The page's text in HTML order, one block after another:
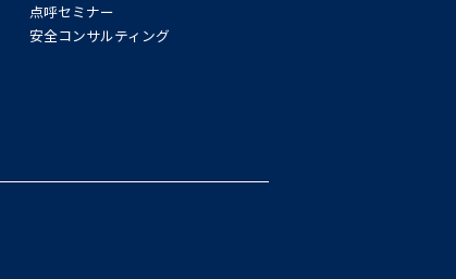
点呼セミナー
安全コンサルティング